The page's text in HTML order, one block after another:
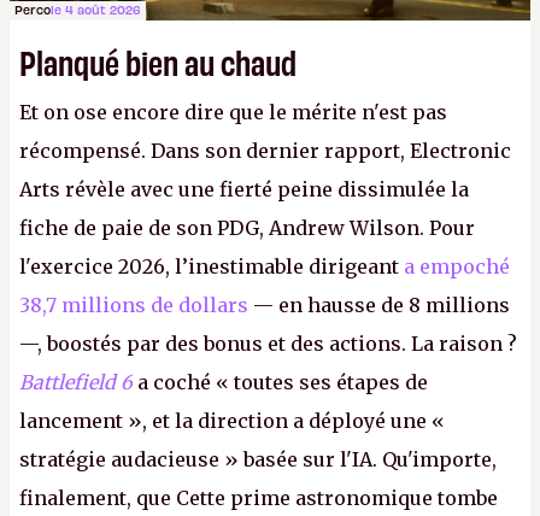
Percole 4 août 2026
Planqué bien au chaud
Et on ose encore dire que le mérite n'est pas
récompensé. Dans son dernier rapport, Electronic
Arts révèle avec une fierté peine dissimulée la
fiche de paie de son PDG, Andrew Wilson. Pour
l'exercice 2026, l’inestimable dirigeant a empoché
38,7 millions de dollars — en hausse de 8 millions
—, boostés par des bonus et des actions. La raison ?
Battlefield 6 a coché « toutes ses étapes de
lancement », et la direction a déployé une «
stratégie audacieuse » basée sur l'IA. Qu'importe,
finalement, que Cette prime astronomique tombe